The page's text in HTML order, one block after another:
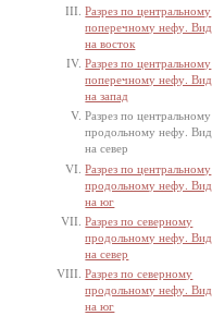
Разрез по центральному
поперечному нефу. Вид
на восток
Разрез по центральному
поперечному нефу. Вид
на запад
Разрез по центральному
продольному нефу. Вид
на север
Разрез по центральному
продольному нефу. Вид
на юг
Разрез по северному
продольному нефу. Вид
на север
Разрез по северному
продольному нефу. Вид
на юг